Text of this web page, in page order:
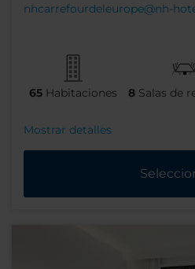
nhcarrefourdeleurope@nh-
65 Habitaciones 8 Salas de
Mostrar detalles